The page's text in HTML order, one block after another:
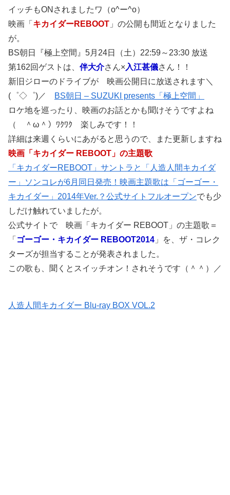
イッチもONされましたワ（o^ー^o）
映画「 キカイダーREBOOT 」の公開も間近となりました
が。
BS朝日『極上空間』5月24日（土）22:59～23:30 放送
第162回ゲストは、 伴大介さん× 入江甚儀さん！！
新旧ジローのドライブが 映画公開日に放送されます＼
(゜◇゜)／
BS朝日 – SUZUKI presents「極上空間」
ロケ地を巡ったり、映画のお話とかも聞けそうですよね
（ ＾ω＾）ﾜｸﾜｸ 楽しみです！！
詳細は来週くらいにあがると思うので、また更新しますね
映画「キカイダー REBOOT」の主題歌
「キカイダーREBOOT」サントラと「人造人間キカイダ
ー」ソンコレが6月同日発売！映画主題歌は「ゴーゴー・
キカイダー」2014年Ver.？公式サイトフルオープンでも少
しだけ触れていましたが。
公式サイトで 映画「キカイダー REBOOT」の主題歌＝
「 ゴーゴー・キカイダー REBOOT2014 」を、ザ・コレク
ターズが担当することが発表されました。
この歌も、聞くとスイッチオン！されそうです（＾＾）／
人造人間キカイダー Blu-ray BOX VOL.2